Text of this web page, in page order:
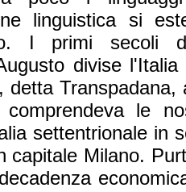
linguistica si
I primi secoli
divise
detta
comprendeva le
settentrionale in
capitale Milano.